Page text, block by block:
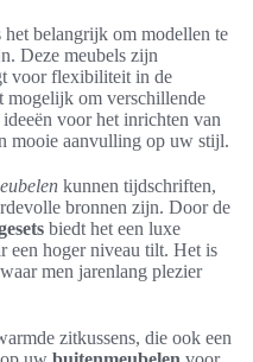
belangrijk om modellen te
Deze meubels zijn
voor flexibiliteit in de
mogelijk om verschillende
voor het inrichten van
mooie aanvulling op uw stijl.
kunnen tijdschriften,
bronnen zijn. Door de
biedt het een luxe
een hoger niveau tilt. Het is
men jarenlang plezier
zitkussens, die ook een